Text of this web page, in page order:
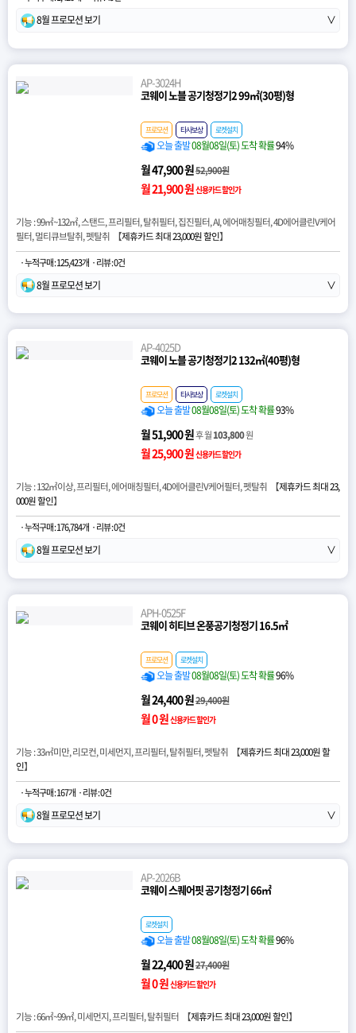
8월 프로모션 보기 ∨
AP-3024H
코웨이 노블 공기청정기2 99㎡(30평)형
프로모션 타사보상 로켓설치
오늘 출발08월08일(토) 도착 확률94%
월 47,900 원52,900원
월 21,900 원신용카드 할인가
기능 : 99㎡~132㎡, 스탠드, 프리필터, 탈취필터, 집진필터, AI, 에어매칭필터, 4D에어클린V케어
필터, 멀티큐브탈취, 펫탈취 【제휴카드 최대 23,000원 할인】
· 누적구매 : 125,423개 · 리뷰 : 0건
8월 프로모션 보기 ∨
AP-4025D
코웨이 노블 공기청정기2 132㎡(40평)형
프로모션 타사보상 로켓설치
오늘 출발08월08일(토) 도착 확률93%
월 51,900 원후 월103,800원
월 25,900 원신용카드 할인가
기능 : 132㎡이상, 프리필터, 에어매칭필터, 4D에어클린V케어필터, 펫탈취 【제휴카드 최대 23,
000원 할인】
· 누적구매 : 176,784개 · 리뷰 : 0건
8월 프로모션 보기 ∨
APH-0525F
코웨이 히티브 온풍공기청정기 16.5㎡
프로모션 로켓설치
오늘 출발08월08일(토) 도착 확률96%
월 24,400 원29,400원
월 0 원신용카드 할인가
기능 : 33㎡미만, 리모컨, 미세먼지, 프리필터, 탈취필터, 펫탈취 【제휴카드 최대 23,000원 할
인】
· 누적구매 : 167개 · 리뷰 : 0건
8월 프로모션 보기 ∨
AP-2026B
코웨이 스퀘어핏 공기청정기 66㎡
로켓설치
오늘 출발08월08일(토) 도착 확률96%
월 22,400 원27,400원
월 0 원신용카드 할인가
기능 : 66㎡~99㎡, 미세먼지, 프리필터, 탈취필터 【제휴카드 최대 23,000원 할인】